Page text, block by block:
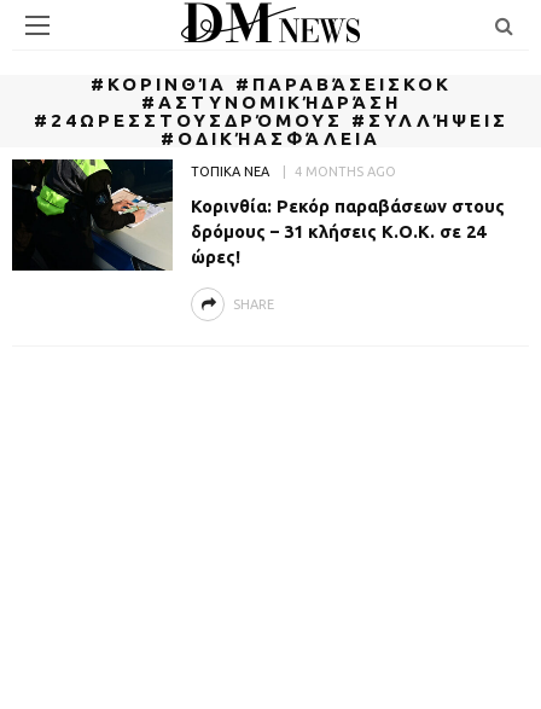
#ΚΟΡΙΝΘΊΑ #ΠΑΡΑΒΆΣΕΙΣΚΟΚ
#ΑΣΤΥΝΟΜΙΚΉΔΡΆΣΗ
#24ΩΡΕΣΣΤΟΥΣΔΡΌΜΟΥΣ #ΣΥΛΛΉΨΕΙΣ
#ΟΔΙΚΉΑΣΦΆΛΕΙΑ
ΤΟΠΙΚΑ ΝΕΑ 4 MONTHS AGO
Κορινθία: Ρεκόρ παραβάσεων στους
δρόμους – 31 κλήσεις Κ.Ο.Κ. σε 24
ώρες!
SHARE